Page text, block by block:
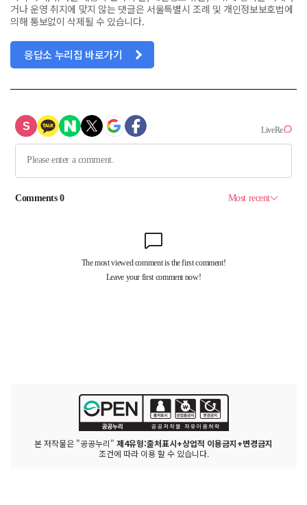
거나 운영 취지에 맞지 않는 댓글은 서울특별시 조례 및 개인정보보호법에
의해 통보없이 삭제될 수 있습니다.
응답소 누리집 바로가기
본 저작물은 "공공누리" 제4유형:출처표시+상업적 이용금지+변경금지
조건에 따라 이용 할 수 있습니다.